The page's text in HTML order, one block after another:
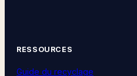
RESSOURCES
Guide du recyclage